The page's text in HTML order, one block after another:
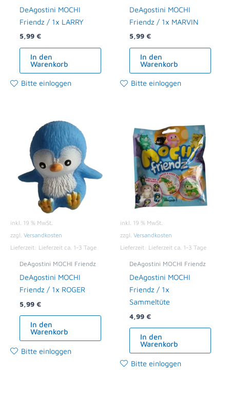
DeAgostini MOCHI
Friendz / 1x LARRY
5,99 €
In den
Warenkorb
Bitte einloggen
DeAgostini MOCHI
Friendz / 1x MARVIN
5,99 €
In den
Warenkorb
Bitte einloggen
inkl. 19 % MwSt.
zzgl. Versandkosten
Lieferzeit: Lieferzeit ca. 1-3 Tage
DeAgostini MOCHI Friendz
DeAgostini MOCHI
Friendz / 1x ROGER
5,99 €
In den
Warenkorb
Bitte einloggen
inkl. 19 % MwSt.
zzgl. Versandkosten
Lieferzeit: Lieferzeit ca. 1-3 Tage
DeAgostini MOCHI Friendz
DeAgostini MOCHI
Friendz / 1x
Sammeltüte
4,99 €
In den
Warenkorb
Bitte einloggen